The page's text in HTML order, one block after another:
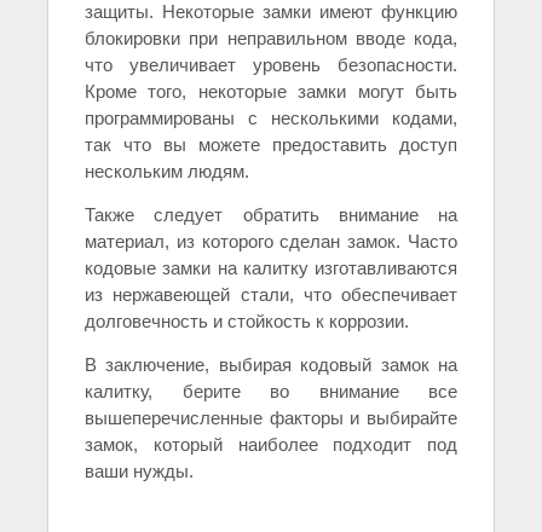
защиты. Некоторые замки имеют функцию
блокировки при неправильном вводе кода,
что увеличивает уровень безопасности.
Кроме того, некоторые замки могут быть
программированы с несколькими кодами,
так что вы можете предоставить доступ
нескольким людям.
Также следует обратить внимание на
материал, из которого сделан замок. Часто
кодовые замки на калитку изготавливаются
из нержавеющей стали, что обеспечивает
долговечность и стойкость к коррозии.
В заключение, выбирая кодовый замок на
калитку, берите во внимание все
вышеперечисленные факторы и выбирайте
замок, который наиболее подходит под
ваши нужды.